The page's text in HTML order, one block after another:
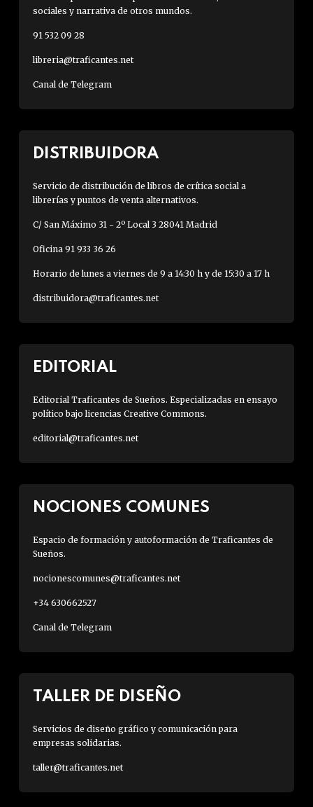
sociales y narrativa de otros mundos.
91 532 09 28
libreria@traficantes.net
Canal de Telegram
DISTRIBUIDORA
Servicio de distribución de libros de crítica social a
librerías y puntos de venta alternativos.
C/ San Máximo 31 - 2º Local 3 28041 Madrid
Oficina 91 933 36 26
Horario de lunes a viernes de 9 a 14:30 h y de 15:30 a 17 h
distribuidora@traficantes.net
EDITORIAL
Editorial Traficantes de Sueños. Especializadas en ensayo
político bajo licencias Creative Commons.
editorial@traficantes.net
NOCIONES COMUNES
Espacio de formación y autoformación de Traficantes de
Sueños.
nocionescomunes@traficantes.net
+34 630662527
Canal de Telegram
TALLER DE DISEÑO
Servicios de diseño gráfico y comunicación para
empresas solidarias.
taller@traficantes.net